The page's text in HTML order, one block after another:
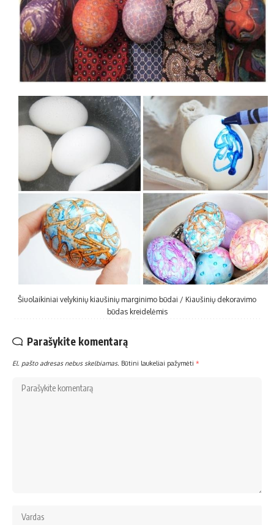
Šiuolaikiniai velykinių kiaušinių marginimo būdai / Kiaušinių dekoravimo
būdas kreidelėmis
Parašykite komentarą
El. pašto adresas nebus skelbiamas. Būtini laukeliai pažymėti *